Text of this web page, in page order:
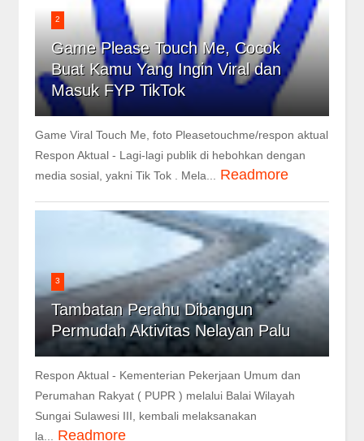
2
Game Please Touch Me, Cocok
Buat Kamu Yang Ingin Viral dan
Masuk FYP TikTok
Game Viral Touch Me, foto Pleasetouchme/respon aktual
Respon Aktual - Lagi-lagi publik di hebohkan dengan
media sosial, yakni Tik Tok . Mela... Readmore
3
Tambatan Perahu Dibangun
Permudah Aktivitas Nelayan Palu
Respon Aktual - Kementerian Pekerjaan Umum dan
Perumahan Rakyat ( PUPR ) melalui Balai Wilayah
Sungai Sulawesi III, kembali melaksanakan
la... Readmore